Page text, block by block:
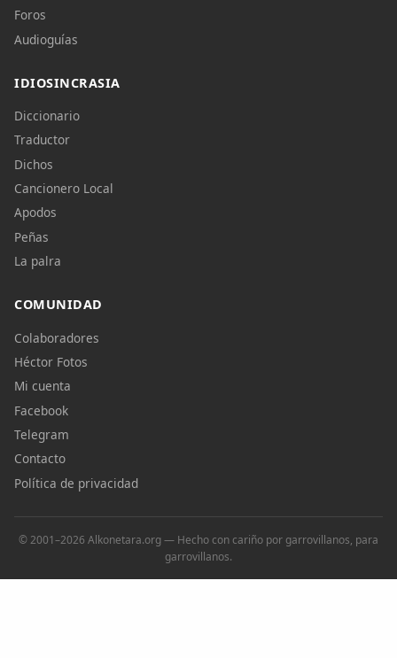
Foros
Audioguías
IDIOSINCRASIA
Diccionario
Traductor
Dichos
Cancionero Local
Apodos
Peñas
La palra
COMUNIDAD
Colaboradores
Héctor Fotos
Mi cuenta
Facebook
Telegram
Contacto
Política de privacidad
© 2001–2026 Alkonetara.org — Hecho con cariño por garrovillanos, para
garrovillanos.